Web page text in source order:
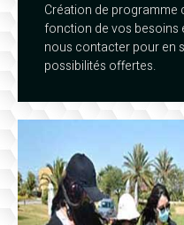
Création de programme
fonction de vos besoins
nous contacter pour en
possibilités offertes.